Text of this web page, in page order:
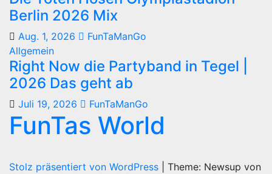
Berlin 2026 Mix
Aug. 1, 2026
FunTaManGo
Allgemein
Right Now die Partyband in Tegel |
2026 Das geht ab
Juli 19, 2026 FunTaManGo
FunTas World
Stolz präsentiert von WordPress
Theme: Newsup von